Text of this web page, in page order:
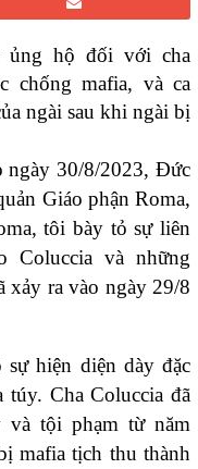
ủng hộ đối với cha
chống mafia, và ca
ngài sau khi ngài bị
ngày 30/8/2023, Đức
Giáo phận Roma,
tôi bày tỏ sự liên
Coluccia và những
xảy ra vào ngày 29/8
hiện diện dày đặc
túy. Cha Coluccia đã
và tội phạm từ năm
mafia tịch thu thành